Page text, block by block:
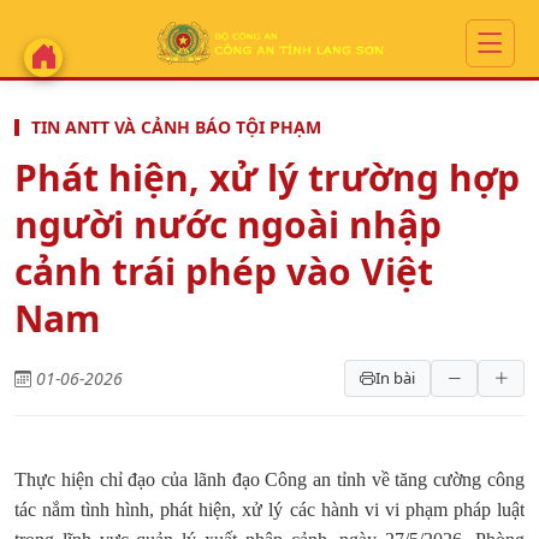
TIN ANTT VÀ CẢNH BÁO TỘI PHẠM
Phát hiện, xử lý trường hợp
người nước ngoài nhập
cảnh trái phép vào Việt
Nam
01-06-2026 In bài
Thực hiện chỉ đạo của lãnh đạo Công an tỉnh về tăng cường công
tác nắm tình hình, phát hiện, xử lý các hành vi vi phạm pháp luật